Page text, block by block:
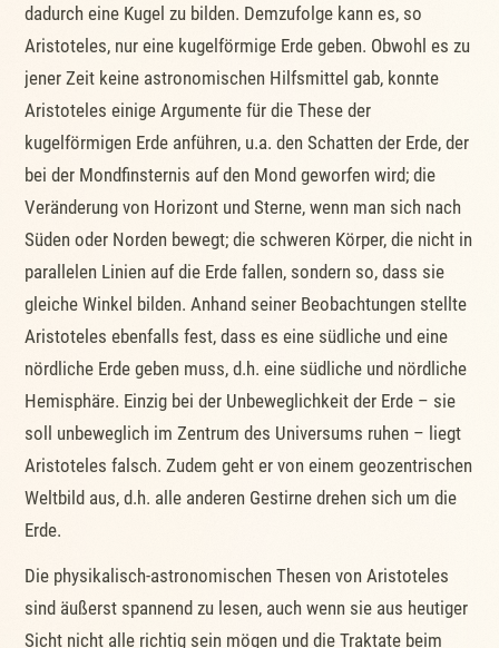
dadurch eine Kugel zu bilden. Demzufolge kann es, so
Aristoteles, nur eine kugelförmige Erde geben. Obwohl es zu
jener Zeit keine astronomischen Hilfsmittel gab, konnte
Aristoteles einige Argumente für die These der
kugelförmigen Erde anführen, u.a. den Schatten der Erde, der
bei der Mondfinsternis auf den Mond geworfen wird; die
Veränderung von Horizont und Sterne, wenn man sich nach
Süden oder Norden bewegt; die schweren Körper, die nicht in
parallelen Linien auf die Erde fallen, sondern so, dass sie
gleiche Winkel bilden. Anhand seiner Beobachtungen stellte
Aristoteles ebenfalls fest, dass es eine südliche und eine
nördliche Erde geben muss, d.h. eine südliche und nördliche
Hemisphäre. Einzig bei der Unbeweglichkeit der Erde – sie
soll unbeweglich im Zentrum des Universums ruhen – liegt
Aristoteles falsch. Zudem geht er von einem geozentrischen
Weltbild aus, d.h. alle anderen Gestirne drehen sich um die
Erde.
Die physikalisch-astronomischen Thesen von Aristoteles
sind äußerst spannend zu lesen, auch wenn sie aus heutiger
Sicht nicht alle richtig sein mögen und die Traktate beim